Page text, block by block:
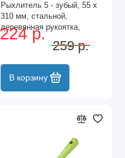
Рыхлитель 5 - зубый, 55 х
310 мм, стальной,
деревянная рукоятка,
Classic, Palisad
224 р.
259 р.
В корзину